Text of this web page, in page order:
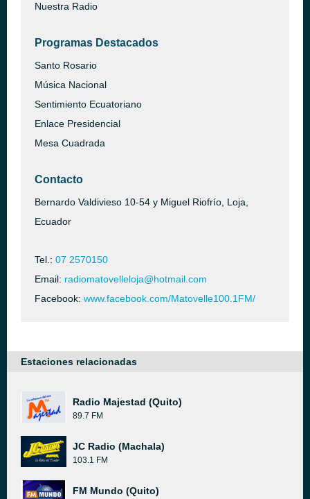
Nuestra Radio
Programas Destacados
Santo Rosario
Música Nacional
Sentimiento Ecuatoriano
Enlace Presidencial
Mesa Cuadrada
Contacto
Bernardo Valdivieso 10-54 y Miguel Riofrío, Loja,
Ecuador
Tel.: 07 2570150
Email: radiomatovelleloja@hotmail.com
Facebook: www.facebook.com/Matovelle100.1FM/
Estaciones relacionadas
Radio Majestad (Quito)
89.7 FM
JC Radio (Machala)
103.1 FM
FM Mundo (Quito)